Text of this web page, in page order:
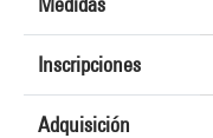
Inscripciones
Adquisición